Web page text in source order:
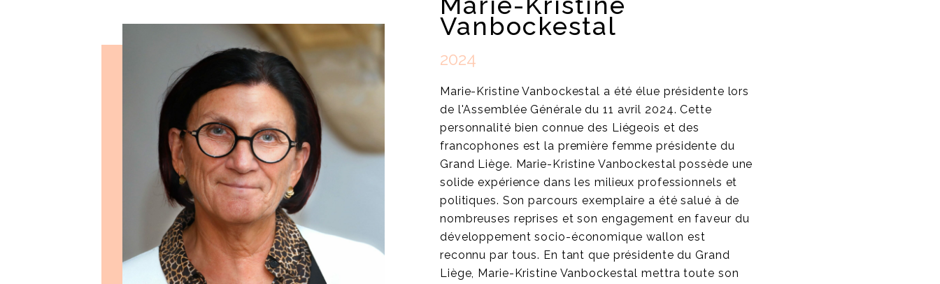
Vanbockestal
2024
Marie-Kristine Vanbockestal a été élue présidente lors
de l'Assemblée Générale du 11 avril 2024. Cette
personnalité bien connue des Liégeois et des
francophones est la première femme présidente du
Grand Liège. Marie-Kristine Vanbockestal possède une
solide expérience dans les milieux professionnels et
politiques. Son parcours exemplaire a été salué à de
nombreuses reprises et son engagement en faveur du
développement socio-économique wallon est
reconnu par tous. En tant que présidente du Grand
Liège, Marie-Kristine Vanbockestal mettra toute son